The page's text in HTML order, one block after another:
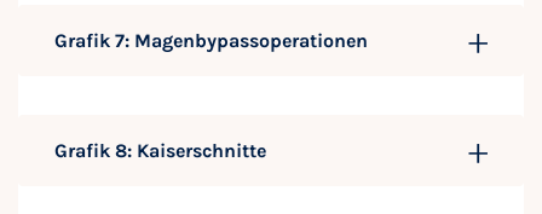
Grafik 7: Magenbypassoperationen
Grafik 8: Kaiserschnitte